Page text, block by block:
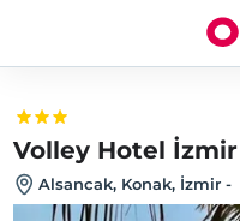
Volley Hotel İzmir
Alsancak, Konak, İzmir -